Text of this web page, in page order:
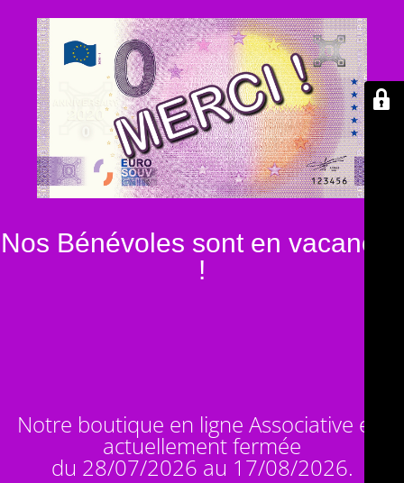
Nos Bénévoles sont en vacances
!
Notre boutique en ligne Associative est
actuellement fermée
du 28/07/2026 au 17/08/2026.